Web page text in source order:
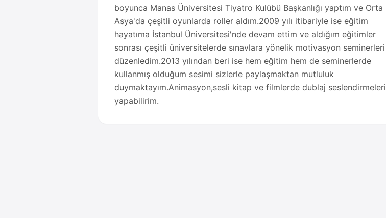
boyunca Manas Üniversitesi Tiyatro Kulübü Başkanlığı yaptım ve Orta
Asya'da çeşitli oyunlarda roller aldım.2009 yılı itibariyle ise eğitim
hayatıma İstanbul Üniversitesi'nde devam ettim ve aldığım eğitimler
sonrası çeşitli üniversitelerde sınavlara yönelik motivasyon seminerleri
düzenledim.2013 yılından beri ise hem eğitim hem de seminerlerde
kullanmış olduğum sesimi sizlerle paylaşmaktan mutluluk
duymaktayım.Animasyon,sesli kitap ve filmlerde dublaj seslendirmeleri
yapabilirim.